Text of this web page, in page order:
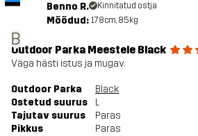
B
Benno R. Kinnitatud ostja
Mõõdud: 178cm, 85kg
Outdoor Parka Meestele Black
Väga hästi istus ja mugav.
Outdoor Parka
Black
Ostetud suurus
L
Tajutav suurus
Paras
Pikkus
Paras